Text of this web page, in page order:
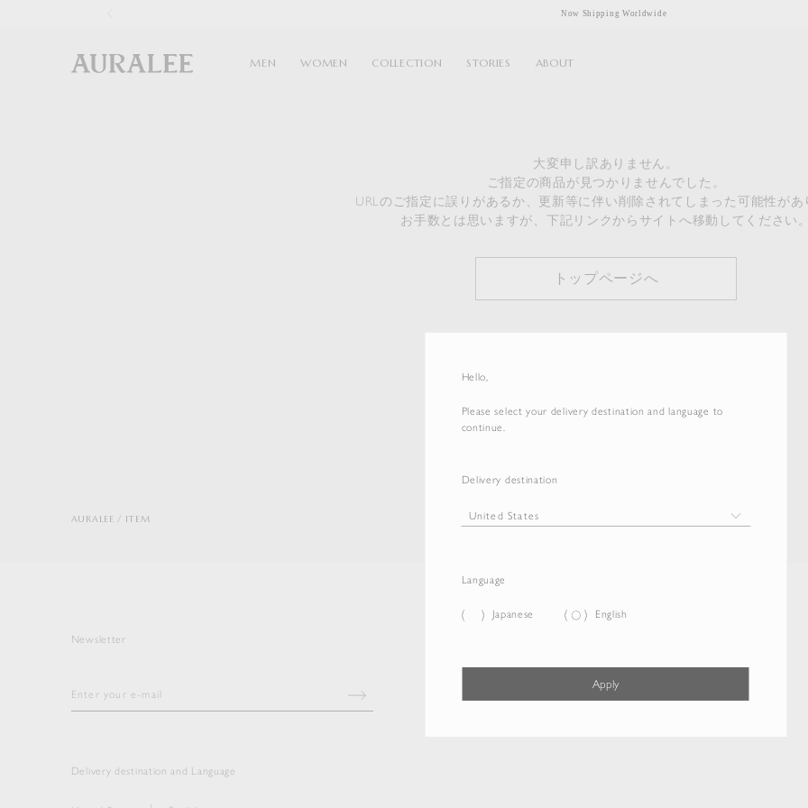
Hello,
Please select your delivery destination and language to
continue.
Delivery destination
Language
Japanese English
Apply
Now Shipping Worldwide
MEN WOMEN COLLECTION STORIES ABOUT
大変申し訳ありません。
ご指定の商品が見つかりませんでした。
URLのご指定に誤りがあるか、更新等に伴い削除されてしまった可能性があ
お手数とは思いますが、下記リンクからサイトへ移動してください。
トップページへ
AURALEE ITEM
Newsletter
Delivery destination and Language